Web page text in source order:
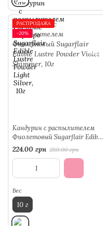
РАСПРОДАЖА
−20%
Кандурин с распылителем
Фиолетовый Sugarflair Edible
Lustre Powder Violet Shimmer,
224.00 грн 280.00 грн
Вес
10 г